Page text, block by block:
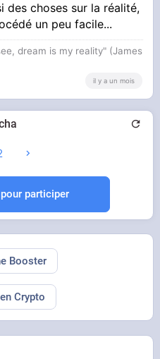
des choses sur la réalité,
un peu facile...
dream is my reality" (James
il y a un mois
participer
Booster
Crypto